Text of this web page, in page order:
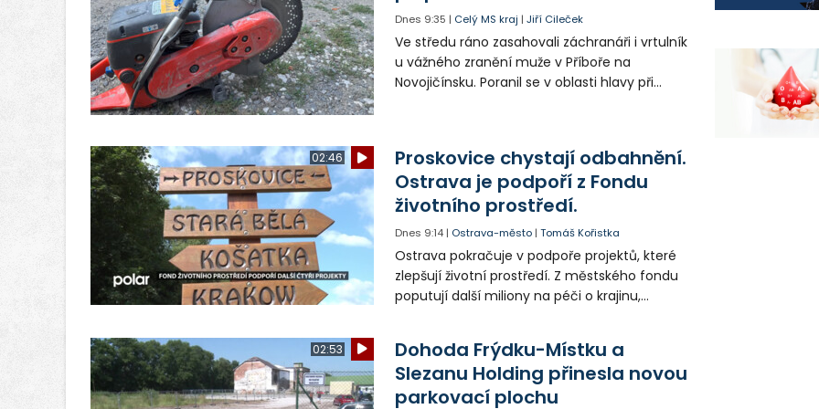
Dnes 9:35 | Celý MS kraj |Jiří Cileček
Ve středu ráno zasahovali záchranáři i vrtulník
u vážného zranění muže v Příboře na
Novojičínsku. Poranil se v oblasti hlavy při
02:46
Proskovice chystají odbahnění.
Ostrava je podpoří z Fondu
životního prostředí.
Dnes 9:14 | Ostrava-město |Tomáš Kořistka
Ostrava pokračuje v podpoře projektů, které
zlepšují životní prostředí. Z městského fondu
poputují další miliony na péči o krajinu,
02:53
Dohoda Frýdku-Místku a
Slezanu Holding přinesla novou
parkovací plochu